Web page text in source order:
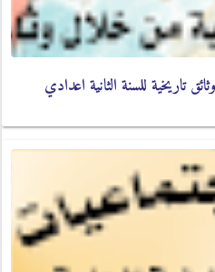
تاريخية للسنة الثانية اعدادي